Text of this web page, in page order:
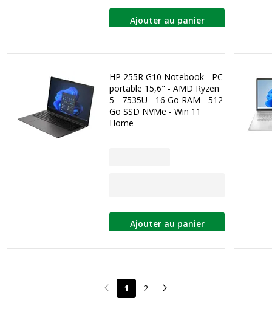
Ajouter au panier
HP 255R G10 Notebook - PC
portable 15,6" - AMD Ryzen
5 - 7535U - 16 Go RAM - 512
Go SSD NVMe - Win 11
Home
Ajouter au panier
Page précédente
1 2 Page suivante